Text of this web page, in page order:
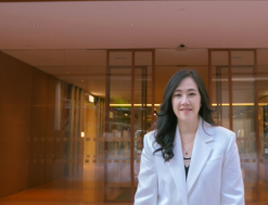
SHARE TWEET LINE